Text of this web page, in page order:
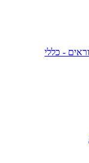
- כללי